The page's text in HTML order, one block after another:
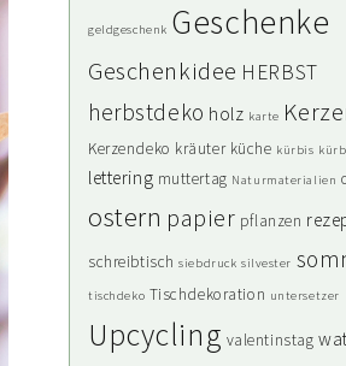
geldgeschenk Geschenke
Geschenkidee HERBST
herbstdeko holz karte
Kerzendeko kräuter küche kürbis
lettering muttertag Naturmaterialien
ostern papier pflanzen
schreibtisch siebdruck silvester
tischdeko Tischdekoration untersetzer
Upcycling valentinstag